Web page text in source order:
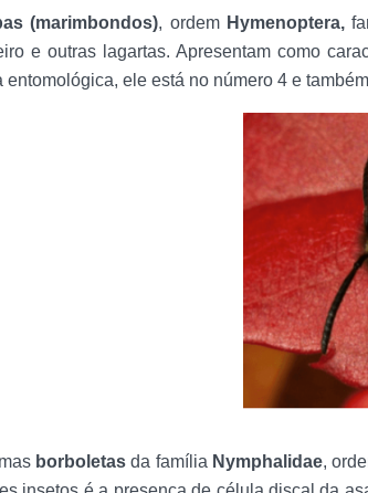
(marimbondos), ordem Hymenoptera,
e outras lagartas. Apresentam como
entomológica, ele está no número 4 e
borboletas da família Nymphalidae,